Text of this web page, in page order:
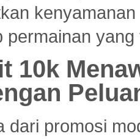
permainan
10k
dari promosi